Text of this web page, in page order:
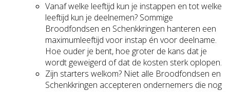
Vanaf welke leeftijd kun je instappen en tot welke
leeftijd kun je deelnemen? Sommige
Broodfondsen en Schenkkringen hanteren een
maximumleeftijd voor instap én voor deelname.
Hoe ouder je bent, hoe groter de kans dat je
wordt geweigerd of dat de kosten sterk oplopen.
Zijn starters welkom? Niet alle Broodfondsen en
Schenkkringen accepteren ondernemers die nog